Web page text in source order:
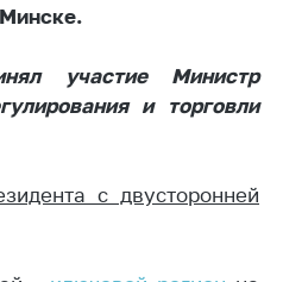
участие Министр
и торговли
с двусторонней